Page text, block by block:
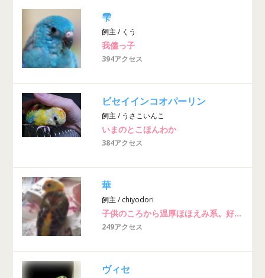
雫
飼主 / くう
我儘っ子
394アクセス
ビセイインコオパーリン
飼主 / うさこいんこ
いまのとこほんわか
384アクセス
華
飼主 / chiyodori
子供のころから温厚ほほえみ系。好奇心が強くて賢い。周りが良く見えて我慢が出来る
249アクセス
ヴィセ